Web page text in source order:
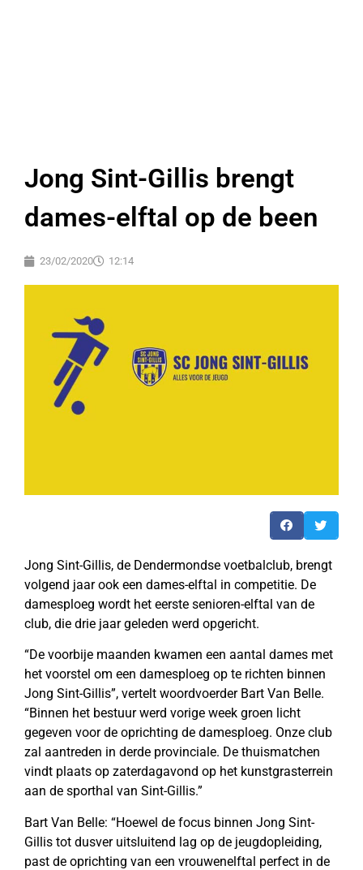
Jong Sint-Gillis brengt
dames-elftal op de been
23/02/2020 12:14
Jong Sint-Gillis, de Dendermondse voetbalclub, brengt
volgend jaar ook een dames-elftal in competitie. De
damesploeg wordt het eerste senioren-elftal van de
club, die drie jaar geleden werd opgericht.
“De voorbije maanden kwamen een aantal dames met
het voorstel om een damesploeg op te richten binnen
Jong Sint-Gillis”, vertelt woordvoerder Bart Van Belle.
“Binnen het bestuur werd vorige week groen licht
gegeven voor de oprichting de damesploeg. Onze club
zal aantreden in derde provinciale. De thuismatchen
vindt plaats op zaterdagavond op het kunstgrasterrein
aan de sporthal van Sint-Gillis.”
Bart Van Belle: “Hoewel de focus binnen Jong Sint-
Gillis tot dusver uitsluitend lag op de jeugdopleiding,
past de oprichting van een vrouwenelftal perfect in de